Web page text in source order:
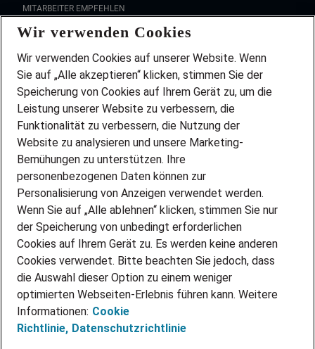
MITARBEITER EMPFEHLEN
FAQ
Wir stellen ein!
DEINE BERUFSGRUPPE
DEINE LEBENSSITUATION
PARTNERSHIP WITH AIRBUS
INITIATIV BEWERBEN
ÜBER UNS
STANDORTE
BLOG
PRESSE
KONTAKT
@Adecco 2026
IMPRESSUM
DATENSCHUTZ
Wir verwenden Cookies
Wir verwenden Cookies auf unserer Website. Wenn
Sie auf „Alle akzeptieren“ klicken, stimmen Sie der
Speicherung von Cookies auf Ihrem Gerät zu, um die
Leistung unserer Website zu verbessern, die
Funktionalität zu verbessern, die Nutzung der
Website zu analysieren und unsere Marketing-
Bemühungen zu unterstützen. Ihre
personenbezogenen Daten können zur
Personalisierung von Anzeigen verwendet werden.
Wenn Sie auf „Alle ablehnen“ klicken, stimmen Sie nur
der Speicherung von unbedingt erforderlichen
Cookies auf Ihrem Gerät zu. Es werden keine anderen
Cookies verwendet. Bitte beachten Sie jedoch, dass
die Auswahl dieser Option zu einem weniger
optimierten Webseiten-Erlebnis führen kann. Weitere
Informationen: Cookie
Richtlinie, Datenschutzrichtlinie